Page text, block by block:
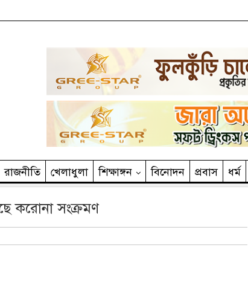
রাজনীতি খেলাধুলা শিক্ষাঙ্গন বিনোদন প্রবাস ধর্ম
করোনা সংক্রমণ